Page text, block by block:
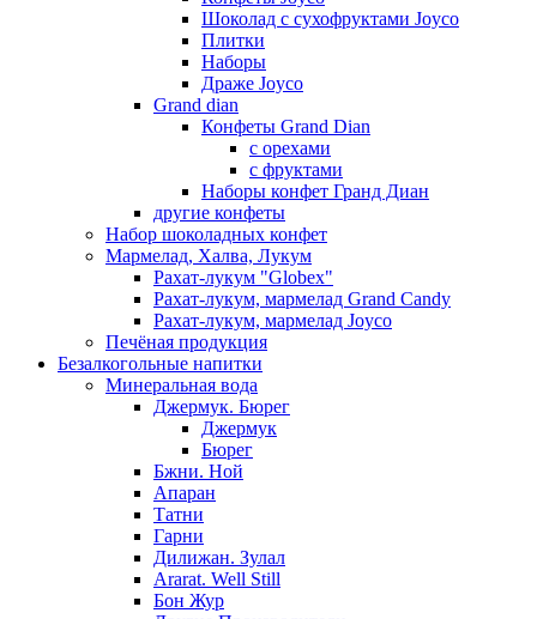
Шоколад с сухофруктами Joyco
Плитки
Наборы
Драже Joyco
Grand dian
Конфеты Grand Dian
с орехами
с фруктами
Наборы конфет Гранд Диан
другие конфеты
Набор шоколадных конфет
Мармелад, Халва, Лукум
Рахат-лукум "Globex"
Рахат-лукум, мармелад Grand Candy
Рахат-лукум, мармелад Joyco
Печёная продукция
Безалкогольные напитки
Минеральная вода
Джермук. Бюрег
Джермук
Бюрег
Бжни. Ной
Апаран
Татни
Гарни
Дилижан. Зулал
Ararat. Well Still
Бон Жур